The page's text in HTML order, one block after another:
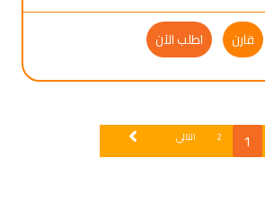
قارن اطلب الآن
1
2 التالي